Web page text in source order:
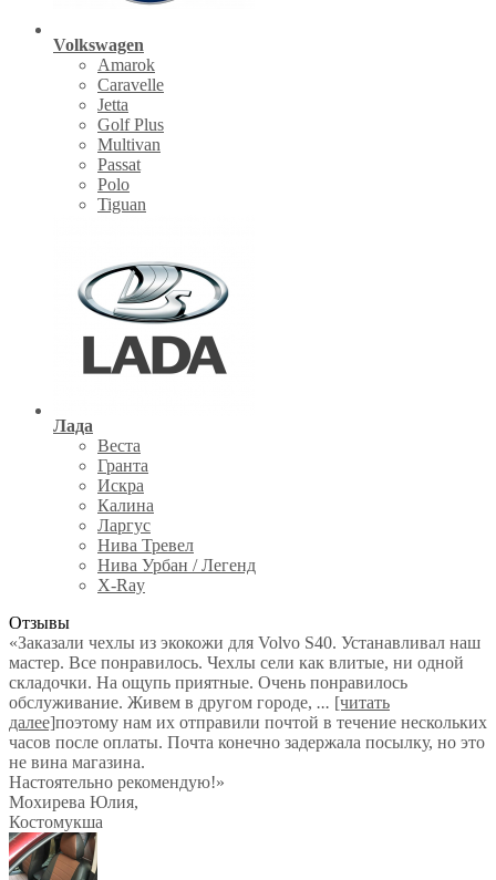
Volkswagen
Amarok
Caravelle
Jetta
Golf Plus
Multivan
Passat
Polo
Tiguan
Лада
Веста
Гранта
Искра
Калина
Ларгус
Нива Тревел
Нива Урбан / Легенд
X-Ray
Отзывы
«Заказали чехлы из экокожи для Volvo S40. Устанавливал наш
мастер. Все понравилось. Чехлы сели как влитые, ни одной
складочки. На ощупь приятные. Очень понравилось
обслуживание. Живем в другом городе, ... [читать
далее]поэтому нам их отправили почтой в течение нескольких
часов после оплаты. Почта конечно задержала посылку, но это
не вина магазина.
Настоятельно рекомендую!»
Мохирева Юлия,
Костомукша